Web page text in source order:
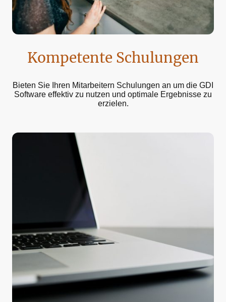
Kompetente Schulungen
Bieten Sie Ihren Mitarbeitern Schulungen an um die GDI
Software effektiv zu nutzen und optimale Ergebnisse zu
erzielen.